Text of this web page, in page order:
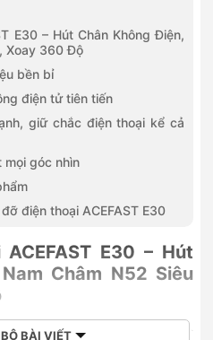
E30 – Hút Chân Không Điện,
Xoay 360 Độ
bền bỉ
điện tử tiên tiến
giữ chắc điện thoại kể cả
mọi góc nhìn
điện thoại ACEFAST E30
E30 – Hút
Châm N52 Siêu
giá đỡ điện thoại ô tô
BÀI VIẾT